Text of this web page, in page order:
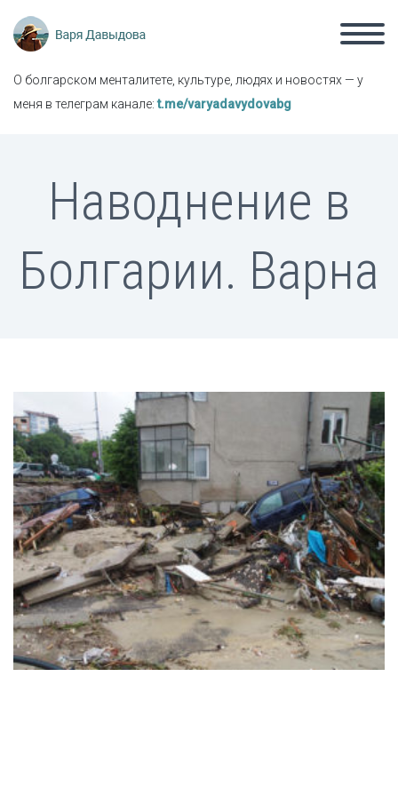
О болгарском менталитете, культуре, людях и новостях — у
меня в телеграм канале:t.me/varyadavydovabg
Наводнение в
Болгарии. Варна